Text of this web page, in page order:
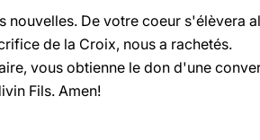
nouvelles. De votre coeur s'élèvera
de la Croix, nous a rachetés.
vous obtienne le don d'une
Fils. Amen!